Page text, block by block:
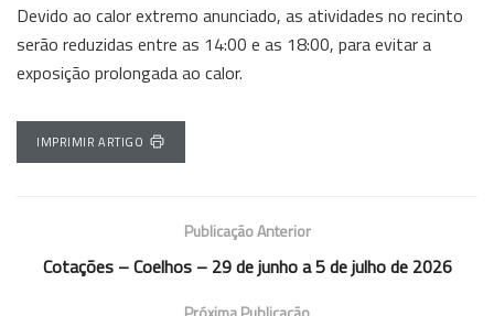
Devido ao calor extremo anunciado, as atividades no recinto
serão reduzidas entre as 14:00 e as 18:00, para evitar a
exposição prolongada ao calor.
IMPRIMIR ARTIGO
Publicação Anterior
Cotações – Coelhos – 29 de junho a 5 de julho de 2026